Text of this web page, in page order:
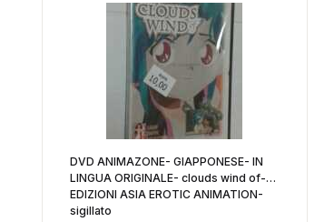
DVD ANIMAZONE- GIAPPONESE- IN
LINGUA ORIGINALE- clouds wind of-
EDIZIONI ASIA EROTIC ANIMATION-
sigillato